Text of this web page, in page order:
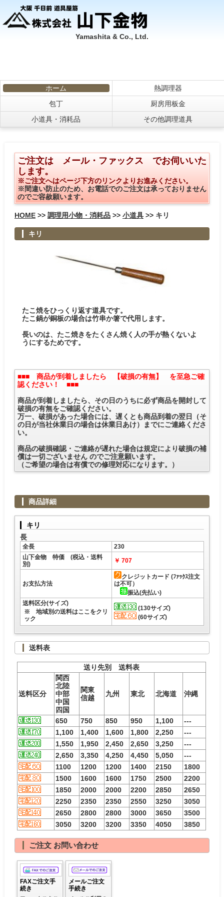
Yamashita & Co., Ltd.
ホーム
熱調理器
包丁
厨房用板金
小道具・消耗品
その他調理道具
ご注文は メール・ファックス でお伺いいた
します。
※ご注文へはページ下方のリンクよりお進みください。
※間違い防止のため、お電話でのご注文は承っておりません
のでご容赦願います。
HOME>> 調理用小物・消耗品>> 小道具>> キリ
キリ
たこ焼をひっくり返す道具です。
たこ鍋が銅板の場合は竹串か箸で代用します。
長いのは、たこ焼きをたくさん焼く人の手が熱くないよ
うにするためです。
■■■ 商品が到着しましたら 【破損の有無】 を至急ご確
認ください！ ■■■
商品が到着しましたら、その日のうちに必ず商品を開封して
破損の有無をご確認ください。
万一、破損があった場合には、遅くとも商品到着の翌日（そ
の日が当社休業日の場合は休業日あけ）までにご連絡くださ
い。
商品の破損確認・ご連絡が遅れた場合は規定により破損の補
償は一切ございません のでご注意願います。
（ご希望の場合は有償での修理対応になります。）
商品詳細
キリ
長
全長
230
山下金物 特価 (税込・送料
別)
￥ 707
お支払方法
クレジットカード (ﾌｧｯｸｽ注文
は不可）
振込(先払い)
送料区分(サイズ)
※ 地域別の送料はここをクリ
ック
(130サイズ)
(60サイズ)
送料表
送り先別 送料表
送料区分
関西
北陸
中部
中国
四国
関東
信越
九州 東北 北海道 沖縄
650 750 850 950 1,100
---
1,100
1,400 1,600 1,800 2,250
---
1,550
1,950 2,450 2,650 3,250
---
2,650
3,350 4,250 4,450 5,050
---
1100
1200 1200 1400 2150
1800
1500
1600 1600 1750 2500
2200
1850
2000 2000 2200 2850
2650
2250
2350 2350 2550 3250
3050
2650
2800 2800 3000 3650
3500
3050
3200 3200 3350 4050 3850
ご注文 お問い合わせ
FAXご注文手
続き
メールご注文
手続き